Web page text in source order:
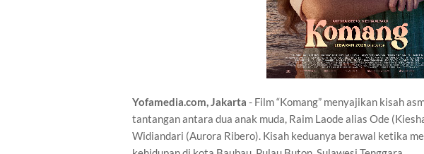
Yofamedia.com, Jakarta - Film “Komang” menyajikan kisah
tantangan antara dua anak muda, Raim Laode alias Ode
Widiandari (Aurora Ribero). Kisah keduanya berawal ketika